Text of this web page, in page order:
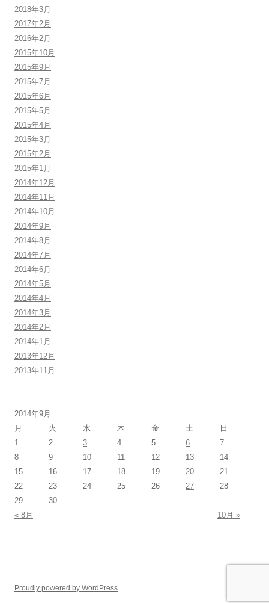
2018年3月
2017年2月
2016年2月
2015年10月
2015年9月
2015年7月
2015年6月
2015年5月
2015年4月
2015年3月
2015年2月
2015年1月
2014年12月
2014年11月
2014年10月
2014年9月
2014年8月
2014年7月
2014年6月
2014年5月
2014年4月
2014年3月
2014年2月
2014年1月
2013年12月
2013年11月
2014年9月
月
火 水 木 金 土
日
1
2 3 4 5 6
7
8
9 10 11 12 13
14
15
16 17 18 19 20
21
22
23 24 25 26 27
28
29
30
« 8月
10月 »
Proudly powered by WordPress